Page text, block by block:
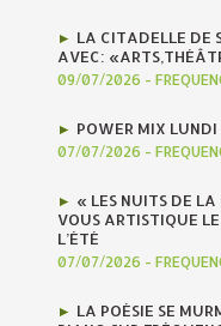
LA CITADELLE DE
AVEC:
09/07/2026 -
POWER MIX
07/07/2026 -
« LES NUITS DE
VOUS ARTISTIQUE
L’ÉTÉ
07/07/2026 -
LA POÉSIE SE